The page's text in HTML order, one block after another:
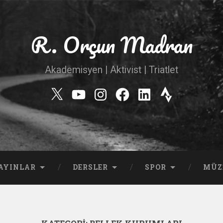
R. Orçun Madran
Akademisyen | Aktivist | Triatlet
Twitter
YouTube
Instagram
Facebook
Linkedin
Strava
DERSLER SPOR